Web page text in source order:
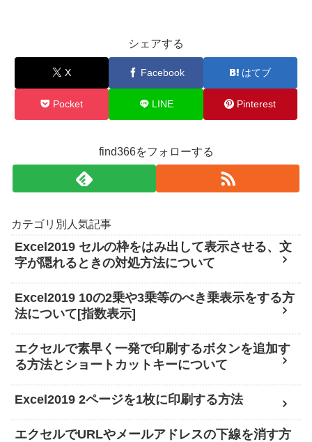
シェアする
X Facebook はてブ
Pocket LINE Pinterest
find366をフォローする
カテゴリ別人気記事
Excel2019 セルの枠をはみ出して表示させる、文
字が隠れるときの対処方法について
Excel2019 10の2乗や3乗等のべき乗表示をする方
法について[指数表示]
エクセルで素早く一発で印刷するボタンを追加す
る方法とショートカットキーについて
Excel2019 2ページを1枚に印刷する方法
エクセルでURLやメールアドレスの下線を消す方